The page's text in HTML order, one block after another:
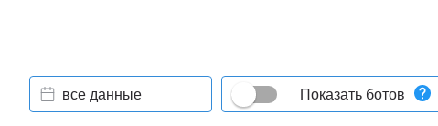
все данные Показать ботов